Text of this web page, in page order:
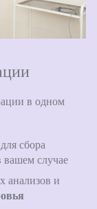
в одном
сбора
вашем случае
анализов и